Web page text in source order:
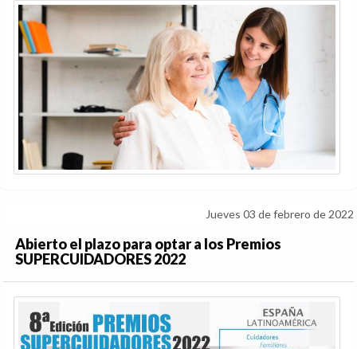
Jueves 03 de febrero de 2022
Abierto el plazo para optar a los Premios
SUPERCUIDADORES 2022